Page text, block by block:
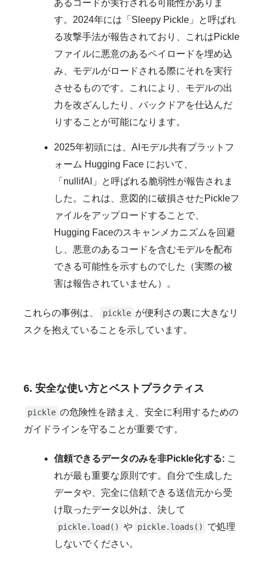
あるコードが実行される可能性がありま
す。2024年には「Sleepy Pickle」と呼ばれ
る攻撃手法が報告されており、これはPickle
ファイルに悪意のあるペイロードを埋め込
み、モデルがロードされる際にそれを実行
させるものです。これにより、モデルの出
力を改ざんしたり、バックドアを仕込んだ
りすることが可能になります。
2025年初頭には、AIモデル共有プラットフ
ォーム Hugging Face において、
「nullifAI」と呼ばれる脆弱性が報告されま
した。これは、意図的に破損させたPickleフ
ァイルをアップロードすることで、
Hugging Faceのスキャンメカニズムを回避
し、悪意のあるコードを含むモデルを配布
できる可能性を示すものでした（実際の被
害は報告されていません）。
これらの事例は、 pickle が便利さの裏に大きなリ
スクを抱えていることを示しています。
6. 安全な使い方とベストプラクティス
pickle の危険性を踏まえ、安全に利用するための
ガイドラインを守ることが重要です。
信頼できるデータのみを非Pickle化する: こ
れが最も重要な原則です。自分で生成した
データや、完全に信頼できる送信元から受
け取ったデータ以外は、決して
pickle.load() や pickle.loads()
で処理
しないでください。